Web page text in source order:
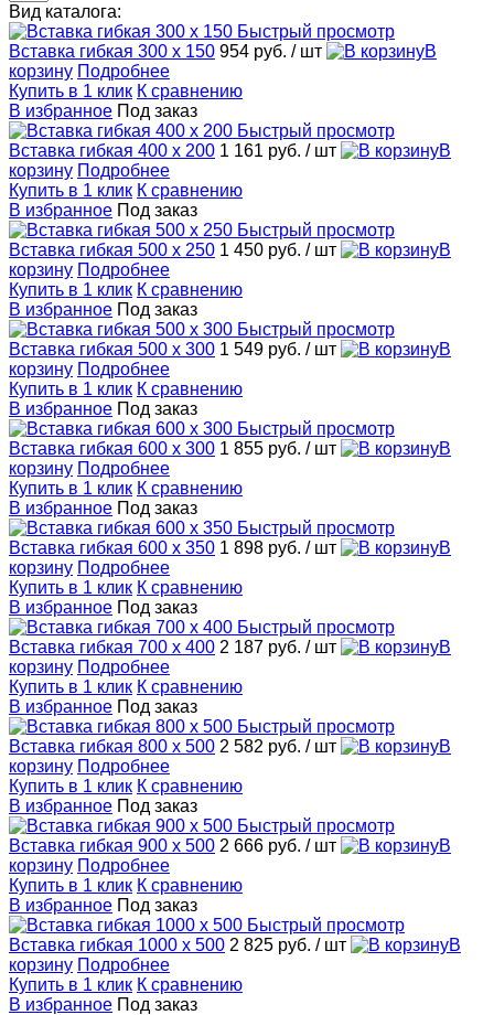
Вид каталога:
Быстрый просмотр
Вставка гибкая 300 x 150 954 руб. / шт
В
корзину Подробнее
Купить в 1 клик К сравнению
В избранное Под заказ
Быстрый просмотр
Вставка гибкая 400 x 200 1 161 руб. / шт
В
корзину Подробнее
Купить в 1 клик К сравнению
В избранное Под заказ
Быстрый просмотр
Вставка гибкая 500 x 250 1 450 руб. / шт
В
корзину Подробнее
Купить в 1 клик К сравнению
В избранное Под заказ
Быстрый просмотр
Вставка гибкая 500 x 300 1 549 руб. / шт
В
корзину Подробнее
Купить в 1 клик К сравнению
В избранное Под заказ
Быстрый просмотр
Вставка гибкая 600 x 300 1 855 руб. / шт
В
корзину Подробнее
Купить в 1 клик К сравнению
В избранное Под заказ
Быстрый просмотр
Вставка гибкая 600 x 350 1 898 руб. / шт
В
корзину Подробнее
Купить в 1 клик К сравнению
В избранное Под заказ
Быстрый просмотр
Вставка гибкая 700 x 400 2 187 руб. / шт
В
корзину Подробнее
Купить в 1 клик К сравнению
В избранное Под заказ
Быстрый просмотр
Вставка гибкая 800 x 500 2 582 руб. / шт
В
корзину Подробнее
Купить в 1 клик К сравнению
В избранное Под заказ
Быстрый просмотр
Вставка гибкая 900 x 500 2 666 руб. / шт
В
корзину Подробнее
Купить в 1 клик К сравнению
В избранное Под заказ
Быстрый просмотр
Вставка гибкая 1000 x 500 2 825 руб. / шт
В
корзину Подробнее
Купить в 1 клик К сравнению
В избранное Под заказ